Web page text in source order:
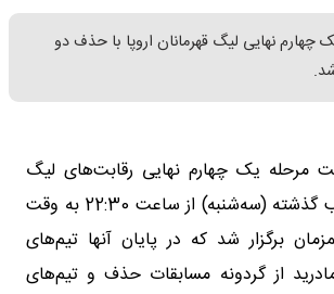
نهایی لیگ قهرمانان اروپا با حذف دو
مرحله یک چهارم نهایی رقابت‌های لیگ
قهرمانان اروپا، شب گذشته (سه‌شنبه) از ساعت 22:30 به وقت
برگزار شد که در پایان آنها تیم‌های
از گردونه مسابقات حذف و تیم‌های